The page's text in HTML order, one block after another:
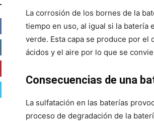
La corrosión de los bornes de la
tiempo en uso, al igual si la batería
verde. Esta capa se produce por el
ácidos y el aire por lo que se
Consecuencias de una
La sulfatación en las baterías
proceso de degradación de la